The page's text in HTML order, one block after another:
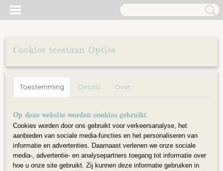
Inloggen Registreren
Home>Tools>Start pakketten>Startpakket lontwol ( á 5
gram per kleur)
Cookies toestaan Opties
Toestemming Details Over
Op deze website worden cookies gebruikt
Cookies worden door ons gebruikt voor verkeersanalyse, het
aanbieden van sociale media-functies en het personaliseren van
informatie en advertenties. Daarnaast verlenen we onze sociale
media-, advertentie- en analysepartners toegang tot informatie over
hoe u onze site gebruikt. Zij kunnen deze informatie gebruiken in